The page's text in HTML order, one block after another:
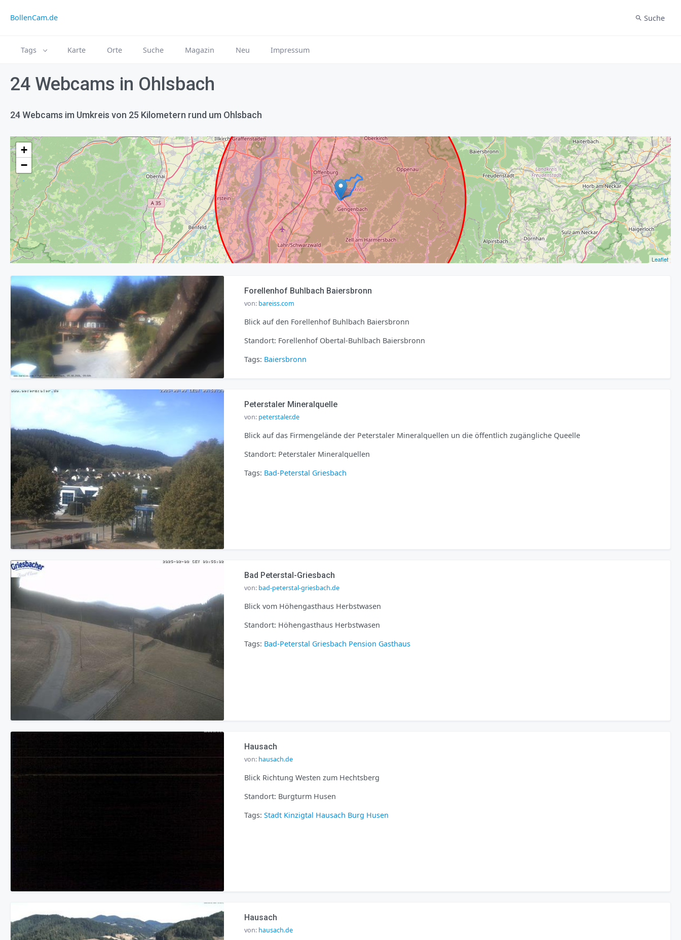
BollenCam.de Suche
Tags Karte Orte Suche Magazin Neu Impressum
24 Webcams in Ohlsbach
24 Webcams im Umkreis von 25 Kilometern rund um Ohlsbach
+
−
Leaflet
Forellenhof Buhlbach Baiersbronn
von: bareiss.com
Blick auf den Forellenhof Buhlbach Baiersbronn
Standort: Forellenhof Obertal-Buhlbach Baiersbronn
Tags: Baiersbronn
Peterstaler Mineralquelle
von: peterstaler.de
Blick auf das Firmengelände der Peterstaler Mineralquellen un die öffentlich zugängliche Queelle
Standort: Peterstaler Mineralquellen
Tags: Bad-Peterstal Griesbach
Bad Peterstal-Griesbach
von: bad-peterstal-griesbach.de
Blick vom Höhengasthaus Herbstwasen
Standort: Höhengasthaus Herbstwasen
Tags: Bad-Peterstal Griesbach Pension Gasthaus
Hausach
von: hausach.de
Blick Richtung Westen zum Hechtsberg
Standort: Burgturm Husen
Tags: Stadt Kinzigtal Hausach Burg Husen
Hausach
von: hausach.de